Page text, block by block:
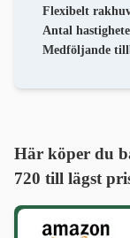
Flexibelt
Antal
Medföljande
Här köper du
720 till lägst